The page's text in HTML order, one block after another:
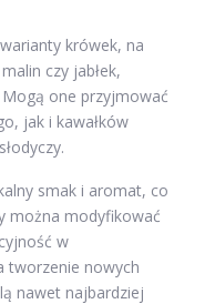
krówek, na
czy jabłek,
one przyjmować
jak i kawałków
smak i aromat, co
można modyfikować
w
tworzenie nowych
nawet najbardziej